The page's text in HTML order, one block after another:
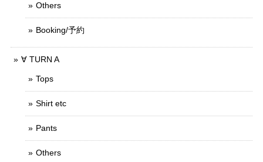
Others
Booking/予約
∀ TURN A
Tops
Shirt etc
Pants
Others